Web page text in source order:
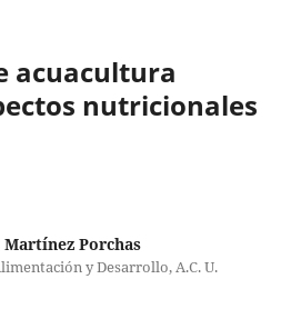
acuacultura
nutricionales
Porchas
y Desarrollo, A.C. U.